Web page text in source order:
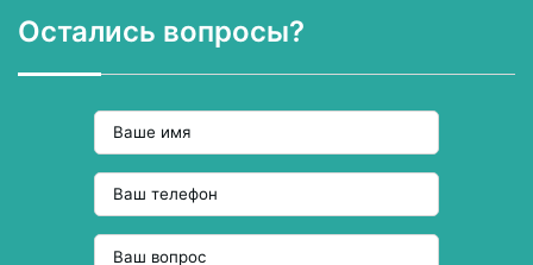
Остались вопросы?